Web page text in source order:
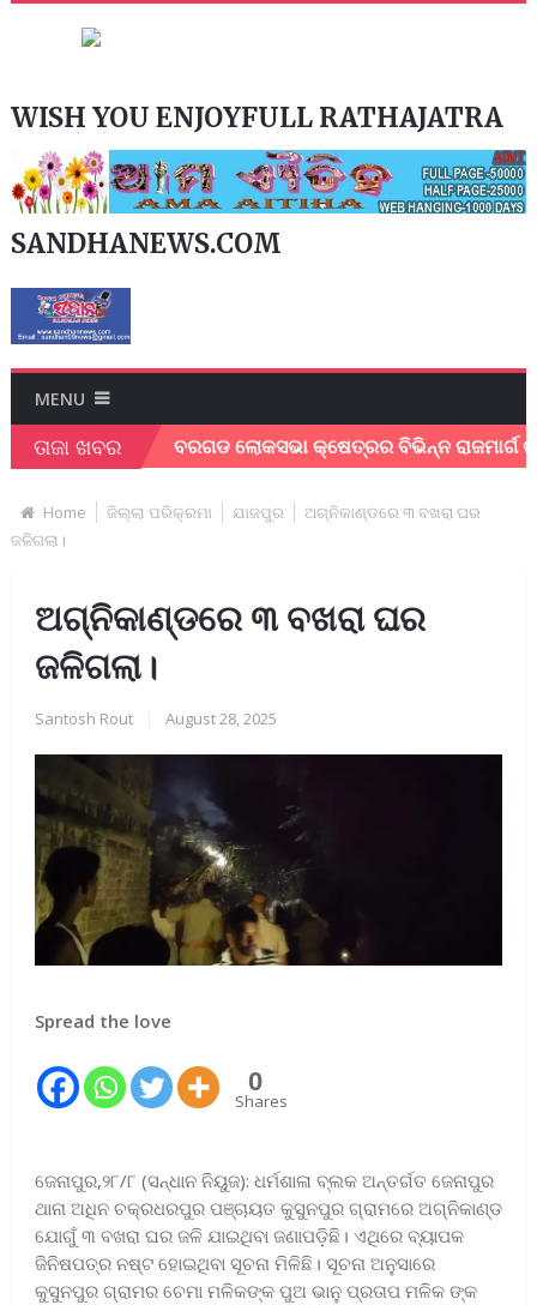
WISH YOU ENJOYFULL RATHAJATRA
SANDHANEWS.COM
MENU
ତାଜା ଖବର
କର୍ମୀ । ବରଗଡ ଲୋକସଭା କ୍ଷେତ୍ରର ବିଭିନ୍ନ ରାଜମାର୍ଗ ର
Home ଜିଲ୍ଲା ପରିକ୍ରମା ଯାଜପୁର
ଅଗ୍ନିକାଣ୍ଡରେ ୩ ବଖରା ଘର
ଜଳିଗଲା।
ଅଗ୍ନିକାଣ୍ଡରେ ୩ ବଖରା ଘର
ଜଳିଗଲା।
Santosh Rout August 28, 2025
Spread the love
0
Shares
ଜେନାପୁର,୨୮/୮ (ସନ୍ଧାନ ନିୟୁଜ): ଧର୍ମଶାଳା ବ୍ଲକ ଅନ୍ତର୍ଗତ ଜେନାପୁର
ଥାନା ଅଧିନ ଚକ୍ରଧରପୁର ପଞ୍ଚାୟତ କୁସୁନପୁର ଗ୍ରାମରେ ଅଗ୍ନିକାଣ୍ଡ
ଯୋଗୁଁ ୩ ବଖରା ଘର ଜଳି ଯାଇଥିବା ଜଣାପଡ଼ିଛି। ଏଥିରେ ବ୍ୟାପକ
ଜିନିଷପତ୍ର ନଷ୍ଟ ହୋଇଥିବା ସୂଚନା ମିଳିଛି। ସୂଚନା ଅନୁସାରେ
କୁସୁନପୁର ଗ୍ରାମର ଚେମା ମଳିକଙ୍କ ପୁଅ ଭାନୁ ପ୍ରତାପ ମଳିକ ଙ୍କ